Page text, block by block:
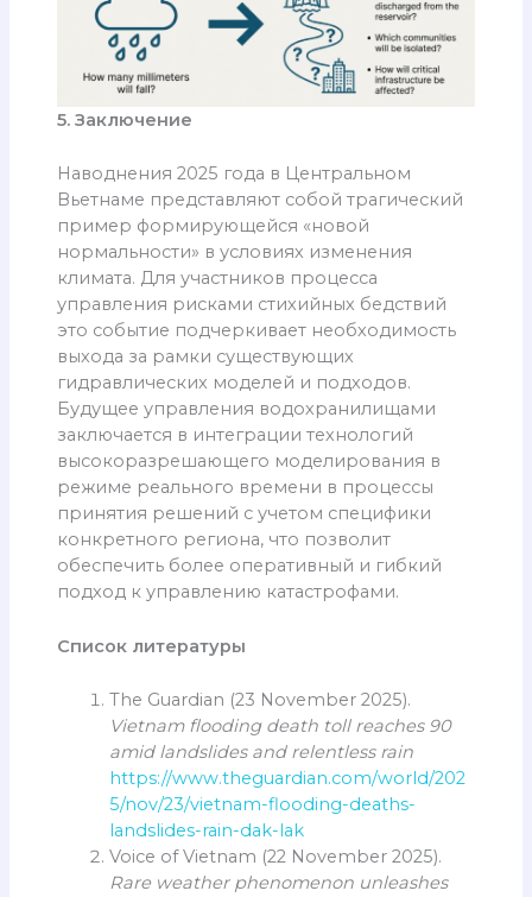
5. Заключение
Наводнения 2025 года в Центральном
Вьетнаме представляют собой трагический
пример формирующейся «новой
нормальности» в условиях изменения
климата. Для участников процесса
управления рисками стихийных бедствий
это событие подчеркивает необходимость
выхода за рамки существующих
гидравлических моделей и подходов.
Будущее управления водохранилищами
заключается в интеграции технологий
высокоразрешающего моделирования в
режиме реального времени в процессы
принятия решений с учетом специфики
конкретного региона, что позволит
обеспечить более оперативный и гибкий
подход к управлению катастрофами.
Список литературы
The Guardian (23 November 2025).
Vietnam flooding death toll reaches 90
amid landslides and relentless rain
https://www.theguardian.com/world/202
5/nov/23/vietnam-flooding-deaths-
landslides-rain-dak-lak
Voice of Vietnam (22 November 2025).
Rare weather phenomenon unleashes